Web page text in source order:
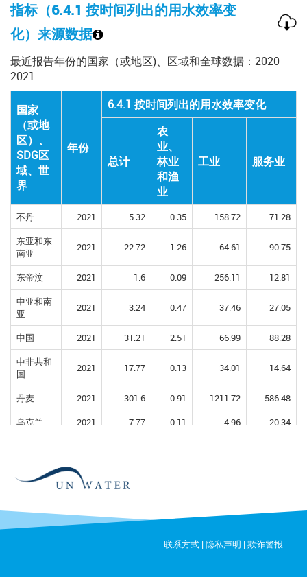
指标（6.4.1 按时间列出的用水效率变
化）来源数据
最近报告年份的国家（或地区)、区域和全球数据：2020 -
2021
国家
（或地
区）、
SDG区
域、世
界
年份
6.4.1 按时间列出的用水效率变化
总计
农
业、
林业
和渔
业
工业 服务业
国家
（或地
区）、
SDG区
域、世
界
年份
6.4.1 按时间列出的用水效率变化
总计
农
业、
林业
和渔
业
工业 服务业
不丹 2021 5.32 0.35 158.72
71.28
东亚和东
南亚
2021 22.72 1.26 64.61 90.75
东帝汶 2021 1.6 0.09 256.11
12.81
中亚和南
亚
2021 3.24 0.47 37.46 27.05
中国 2021 31.21 2.51 66.99
88.28
中非共和
国
2021 17.77 0.13 34.01 14.64
丹麦 2021 301.6 0.91 1211.72
586.48
乌克兰
2021 7.77 0.11 4.96
20.34
乌干达 2021
乍得
联系方式 |隐私声明 |欺诈警报